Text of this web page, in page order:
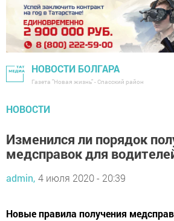
НОВОСТИ БОЛГАРА
Газета "Новая жизнь" - Спасский район
НОВОСТИ
Изменился ли порядок
медсправок для
admin, 4 июля 2020 - 20:39
Новые правила получения